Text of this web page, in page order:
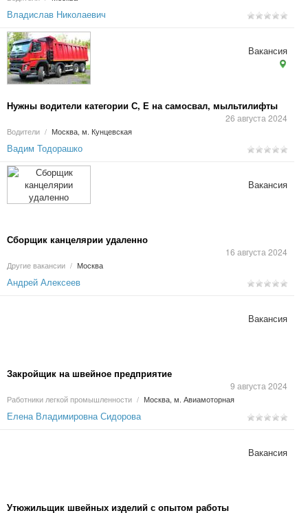
Владислав Николаевич
Нужны водители категории С, Е на самосвал, мыльтилифты
26 августа 2024
Водители / Москва, м. Кунцевская
Вакансия
Вадим Тодорашко
Сборщик канцелярии удаленно
16 августа 2024
Другие вакансии / Москва
Вакансия
Андрей Алексеев
Закройщик на швейное предприятие
9 августа 2024
Работники легкой промышленности / Москва, м. Авиамоторная
Вакансия
Елена Владимировна Сидорова
Утюжильщик швейных изделий с опытом работы
Вакансия